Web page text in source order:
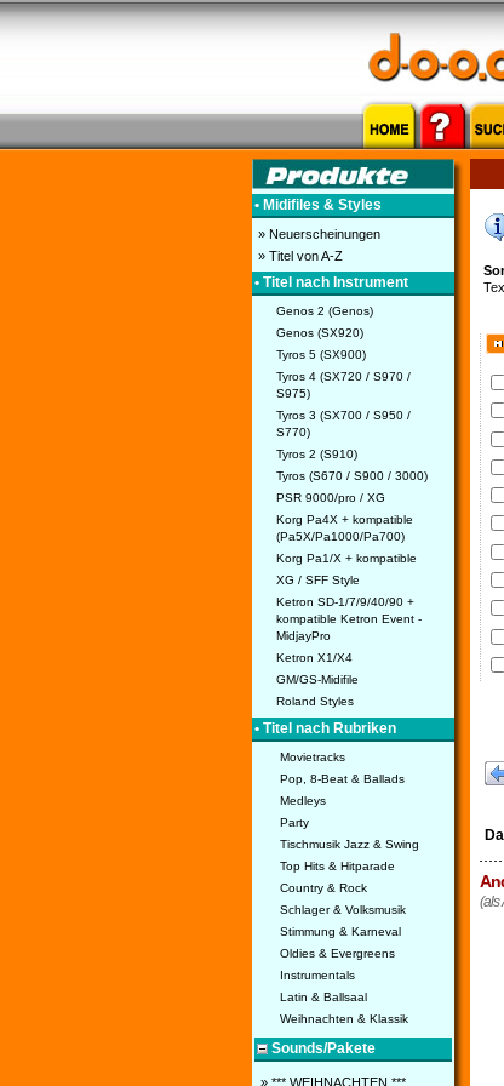
• Midifiles & Styles
» Neuerscheinungen
» Titel von A-Z
• Titel nach Instrument
Genos 2 (Genos)
Genos (SX920)
Tyros 5 (SX900)
Tyros 4 (SX720 / S970 /
S975)
Tyros 3 (SX700 / S950 /
S770)
Tyros 2 (S910)
Tyros (S670 / S900 / 3000)
PSR 9000/pro / XG
Korg Pa4X + kompatible
(Pa5X/Pa1000/Pa700)
Korg Pa1/X + kompatible
XG / SFF Style
Ketron SD-1/7/9/40/90 +
kompatible Ketron Event -
MidjayPro
Ketron X1/X4
GM/GS-Midifile
Roland Styles
• Titel nach Rubriken
Movietracks
Pop, 8-Beat & Ballads
Medleys
Party
Tischmusik Jazz & Swing
Top Hits & Hitparade
Country & Rock
Schlager & Volksmusik
Stimmung & Karneval
Oldies & Evergreens
Instrumentals
Latin & Ballsaal
Weihnachten & Klassik
Sounds/Pakete
» *** WEIHNACHTEN ***
(als